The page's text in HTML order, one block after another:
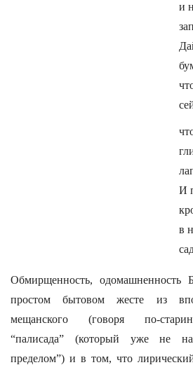
и
И
в
Обмирщенность,
простом бытовом жесте из
мещанского (говоря по-
“палисада” (который уже не
пределом”) и в том, что